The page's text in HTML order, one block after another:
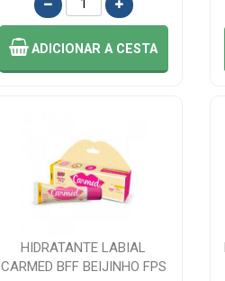
ADICIONARA CESTA
HIDRATANTE LABIAL
CARMED BFF BEIJINHO FPS